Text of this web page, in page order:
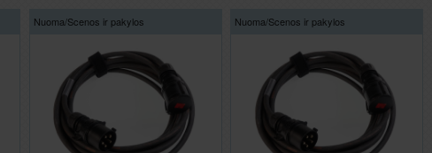
Nuoma/Scenos ir pakylos Nuoma/Scenos ir pakylos